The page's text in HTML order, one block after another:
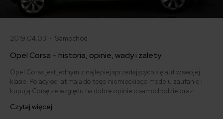
2019.04.03 • Samochód
Opel Corsa – historia, opinie, wady i zalety
Opel Corsa jest jednym z najlepiej sprzedających się aut w swojej
klasie. Polacy od lat mają do tego niemieckiego modelu zaufanie i
kupują Corsę ze względu na dobre opinie o samochodzie oraz
ubezpieczeniem OC, Corsę można uznać za jeden z najlepszych
Czytaj więcej